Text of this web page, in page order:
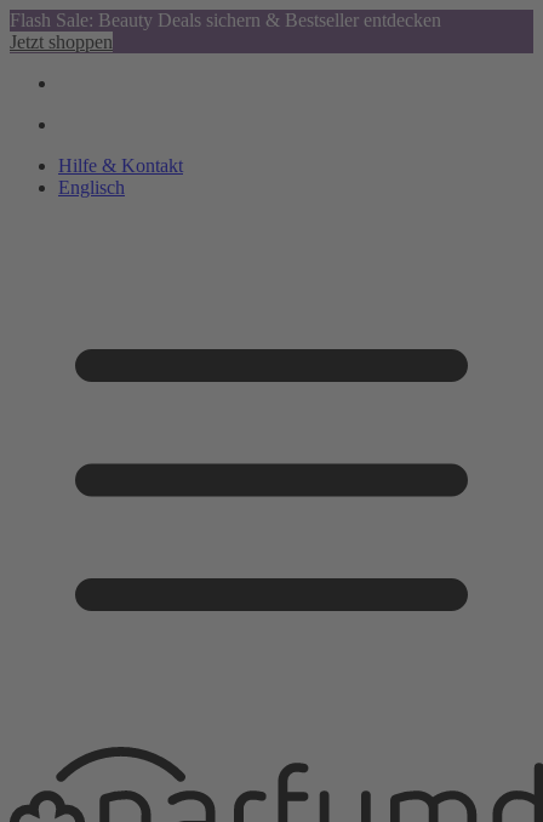
Flash Sale: Beauty Deals sichern & Bestseller entdecken
Jetzt shoppen
Hilfe & Kontakt
Englisch